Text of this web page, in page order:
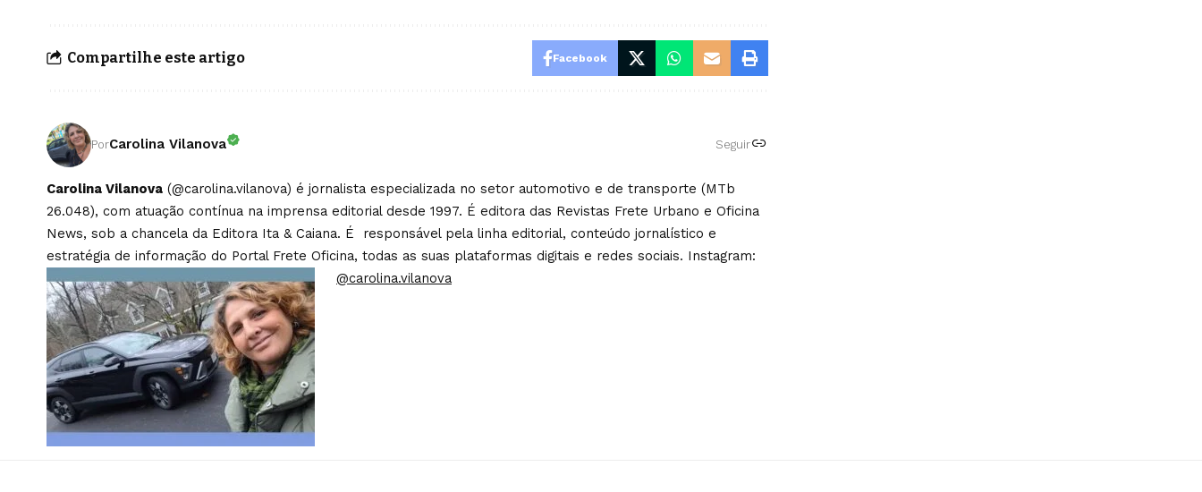
Compartilhe este artigo Facebook
PorCarolina Vilanova Seguir
Carolina Vilanova (@carolina.vilanova) é jornalista especializada no setor automotivo e de transporte (MTb
26.048), com atuação contínua na imprensa editorial desde 1997. É editora das Revistas Frete Urbano e Oficina
News, sob a chancela da Editora Ita & Caiana. É responsável pela linha editorial, conteúdo jornalístico e
estratégia de informação do Portal Frete Oficina, todas as suas plataformas digitais e redes sociais. Instagram:
@carolina.vilanova